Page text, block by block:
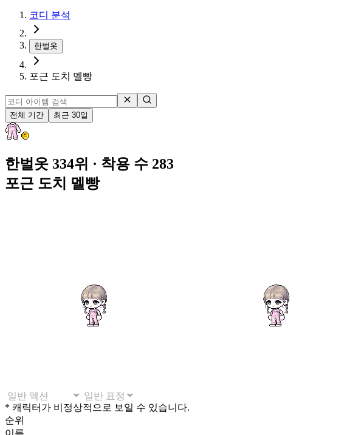
코디 분석
한벌옷
포근 도치 멜빵
전체 기간 최근 30일
한벌옷 334위 · 착용 수 283
포근 도치 멜빵
* 캐릭터가 비정상적으로 보일 수 있습니다.
순위